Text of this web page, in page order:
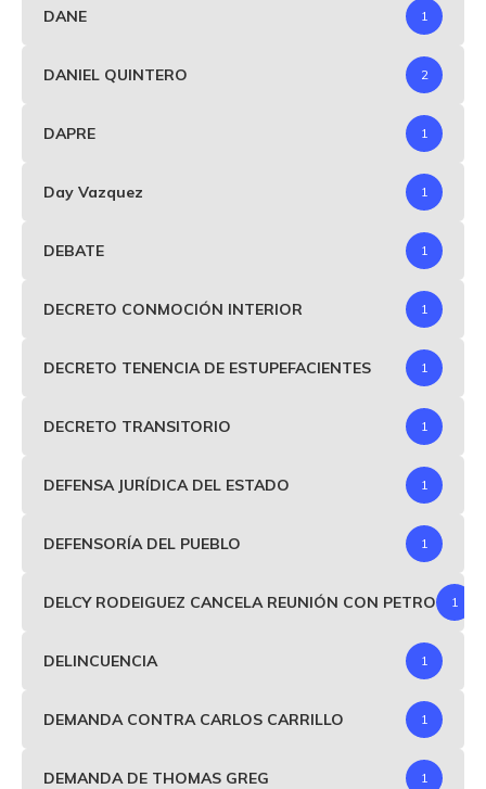
DANE 1
DANIEL QUINTERO 2
DAPRE 1
Day Vazquez 1
DEBATE 1
DECRETO CONMOCIÓN INTERIOR 1
DECRETO TENENCIA DE ESTUPEFACIENTES 1
DECRETO TRANSITORIO 1
DEFENSA JURÍDICA DEL ESTADO 1
DEFENSORÍA DEL PUEBLO 1
DELCY RODEIGUEZ CANCELA REUNIÓN CON PETRO 1
DELINCUENCIA 1
DEMANDA CONTRA CARLOS CARRILLO 1
DEMANDA DE THOMAS GREG 1